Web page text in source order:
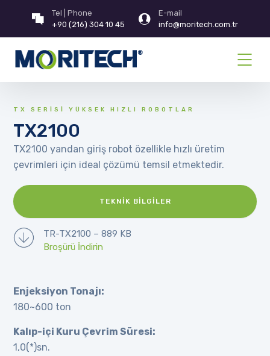
Tel | Phone
+90 (216) 304 10 45
E-mail
info@moritech.com.tr
TX SERİSİ YÜKSEK HIZLI ROBOTLAR
TX2100
TX2100 yandan giriş robot özellikle hızlı üretim
çevrimleri için ideal çözümü temsil etmektedir.
TEKNIK BILGILER
TR-TX2100 – 889 KB
Broşürü İndirin
Enjeksiyon Tonajı:
180~600 ton
Kalıp-içi Kuru Çevrim Süresi:
1,0(*)sn.